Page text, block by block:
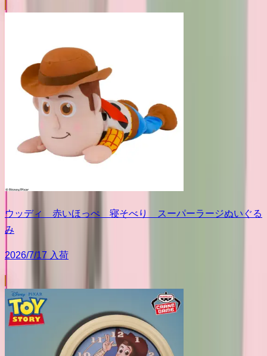
ウッディ 赤いほっぺ 寝そべり スーパーラージぬいぐる
み
2026/7/17 入荷